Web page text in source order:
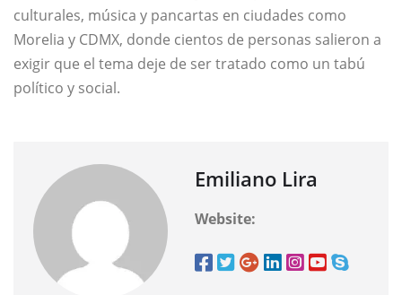
culturales, música y pancartas en ciudades como
Morelia y CDMX, donde cientos de personas salieron a
exigir que el tema deje de ser tratado como un tabú
político y social.
Emiliano Lira
Website: